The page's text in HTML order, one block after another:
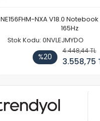
NE156FHM-NXA V18.0
165Hz
Stok Kodu: 0NVLEJMYDO
%20
4.448,44 TL
3.558,75